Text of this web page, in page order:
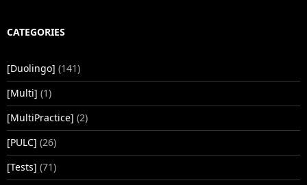
CATEGORIES
[Duolingo] (141)
[Multi] (1)
[MultiPractice] (2)
[PULC] (26)
[Tests] (71)